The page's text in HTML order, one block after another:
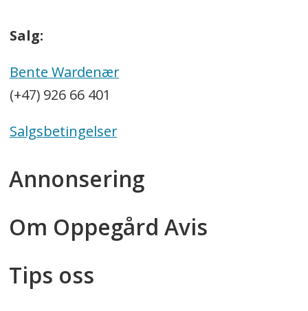
Salg:
Bente Wardenær
(+47) 926 66 401
Salgsbetingelser
Annonsering
Om Oppegård Avis
Tips oss